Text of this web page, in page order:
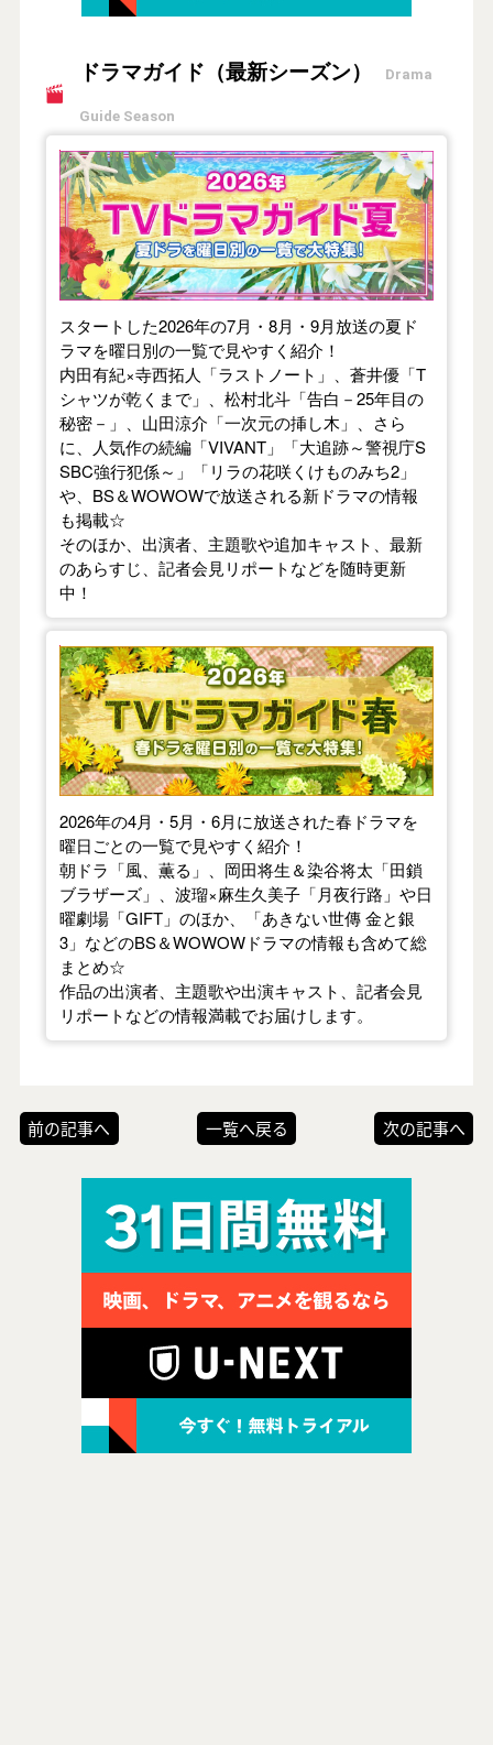
ドラマガイド（最新シーズン） Drama
Guide Season
【2026年夏】TVドラマガイド
スタートした2026年の7月・8月・9月放送の夏ド
ラマを曜日別の一覧で見やすく紹介！
内田有紀×寺西拓人「ラストノート」、蒼井優「T
シャツが乾くまで」、松村北斗「告白－25年目の
秘密－」、山田涼介「一次元の挿し木」、さら
に、人気作の続編「VIVANT」「大追跡～警視庁S
SBC強行犯係～」「リラの花咲くけものみち2」
や、BS＆WOWOWで放送される新ドラマの情報
も掲載☆
そのほか、出演者、主題歌や追加キャスト、最新
のあらすじ、記者会見リポートなどを随時更新
中！
【2026年春】TVドラマガイド
2026年の4月・5月・6月に放送された春ドラマを
曜日ごとの一覧で見やすく紹介！
朝ドラ「風、薫る」、岡田将生＆染谷将太「田鎖
ブラザーズ」、波瑠×麻生久美子「月夜行路」や日
曜劇場「GIFT」のほか、「あきない世傳 金と銀
3」などのBS＆WOWOWドラマの情報も含めて総
まとめ☆
作品の出演者、主題歌や出演キャスト、記者会見
リポートなどの情報満載でお届けします。
前の記事へ 一覧へ戻る 次の記事へ